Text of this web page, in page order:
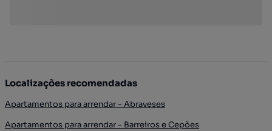
Localizações recomendadas
Apartamentos para arrendar - Abraveses
Apartamentos para arrendar - Barreiros e Cepões